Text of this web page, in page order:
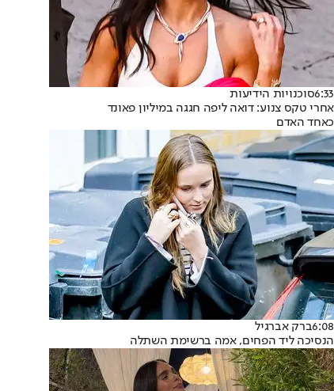
6:33סוכנויות הידיעות
אחרי טקס צנוע: דואה ליפה חגגה במיליון פאונד
כאחד האדם
6:08ברק אברגיל
הנסיכה ליד הפחים, אמה ברשימת השתלה